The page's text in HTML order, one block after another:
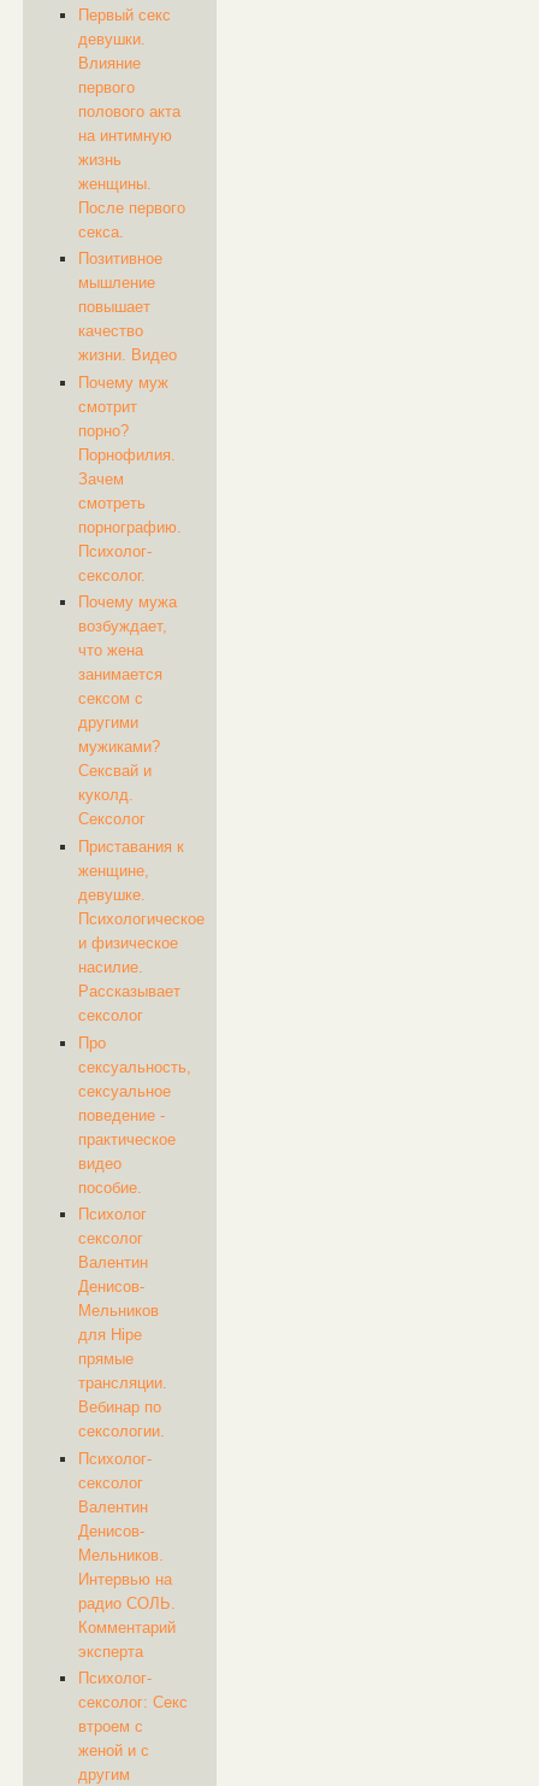
Первый секс
девушки.
Влияние
первого
полового акта
на интимную
жизнь
женщины.
После первого
секса.
Позитивное
мышление
повышает
качество
жизни. Видео
Почему муж
смотрит
порно?
Порнофилия.
Зачем
смотреть
порнографию.
Психолог-
сексолог.
Почему мужа
возбуждает,
что жена
занимается
сексом с
другими
мужиками?
Сексвай и
куколд.
Сексолог
Приставания к
женщине,
девушке.
Психологическое
и физическое
насилие.
Рассказывает
сексолог
Про
сексуальность,
сексуальное
поведение -
практическое
видео
пособие.
Психолог
сексолог
Валентин
Денисов-
Мельников
для Hipe
прямые
трансляции.
Вебинар по
сексологии.
Психолог-
сексолог
Валентин
Денисов-
Мельников.
Интервью на
радио СОЛЬ.
Комментарий
эксперта
Психолог-
сексолог: Секс
втроем с
женой и с
другим